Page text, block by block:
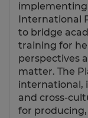
International
to bridge
training for
perspectives
matter. The
international,
and cross-
for